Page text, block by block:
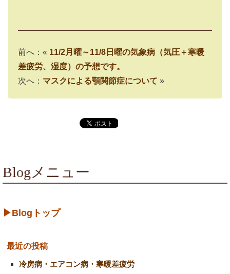
前へ：« 11/2月曜～11/8日曜の気象病（気圧＋寒暖
差疲労、湿度）の予想です。
次へ： マスクによる顎関節症について »
Blogメニュー
▶Blogトップ
最近の投稿
冷房病・エアコン病・寒暖差疲労